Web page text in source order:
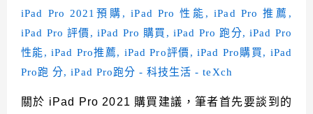
關於 iPad Pro 2021 購買建議，筆者首先要談到的